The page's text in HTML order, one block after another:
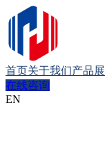
首页关于我们产品
在线咨询
EN